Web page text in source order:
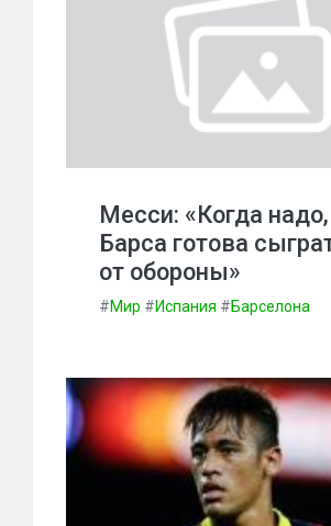
Месси: «Когда надо,
Барса готова
от обороны»
#Мир #Испания #Барселона